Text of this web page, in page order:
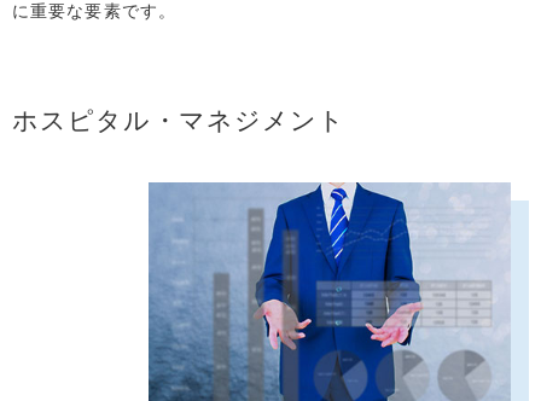
に重要な要素です。
ホスピタル・マネジメント